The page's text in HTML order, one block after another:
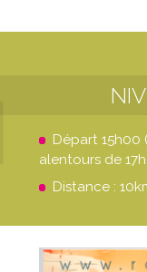
Départ 15h00 (
alentours de
Distance :